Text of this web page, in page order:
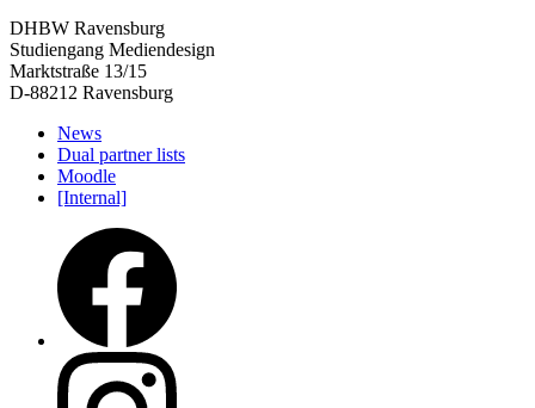
DHBW Ravensburg
Studiengang Mediendesign
Marktstraße 13/15
D-88212 Ravensburg
News
Dual partner lists
Moodle
[Internal]